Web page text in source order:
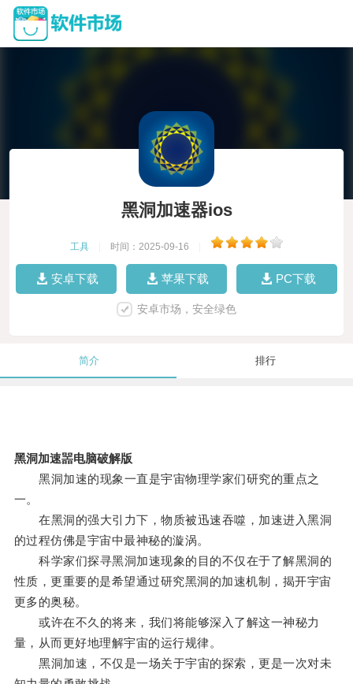
黑洞加速器ios
工具 时间：2025-09-16
安卓下载 苹果下载 PC下载
安卓市场，安全绿色
简介 排行
黑洞加速噐电脑破解版
黑洞加速的现象一直是宇宙物理学家们研究的重点之
一。
在黑洞的强大引力下，物质被迅速吞噬，加速进入黑洞
的过程仿佛是宇宙中最神秘的漩涡。
科学家们探寻黑洞加速现象的目的不仅在于了解黑洞的
性质，更重要的是希望通过研究黑洞的加速机制，揭开宇宙
更多的奥秘。
或许在不久的将来，我们将能够深入了解这一神秘力
量，从而更好地理解宇宙的运行规律。
黑洞加速，不仅是一场关于宇宙的探索，更是一次对未